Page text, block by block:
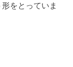
をとっていま